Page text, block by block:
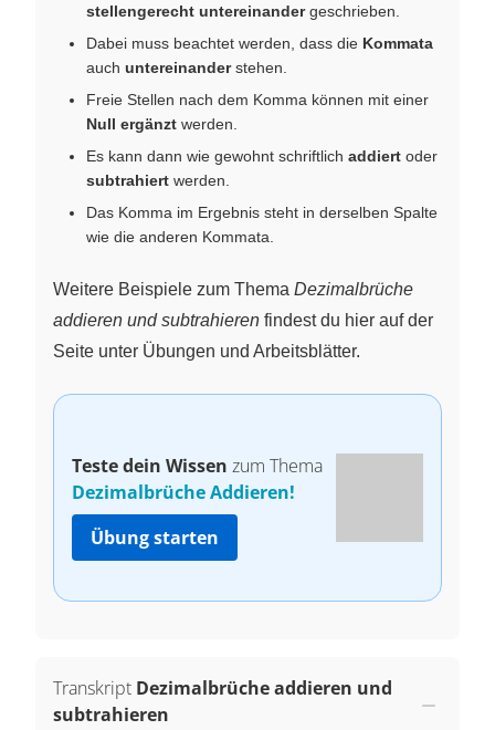
stellengerecht untereinandergeschrieben.
Dabei muss beachtet werden, dass die Kommata
auch untereinanderstehen.
Freie Stellen nach dem Komma können mit einer
Null ergänzt werden.
Es kann dann wie gewohnt schriftlich addiert oder
subtrahiert werden.
Das Komma im Ergebnis steht in derselben Spalte
wie die anderen Kommata.
Weitere Beispiele zum Thema Dezimalbrüche
addieren und subtrahieren findest du hier auf der
Seite unter Übungen und Arbeitsblätter.
Teste dein Wissen zum Thema
Dezimalbrüche Addieren!
Übung starten
Transkript Dezimalbrüche addieren und
subtrahieren